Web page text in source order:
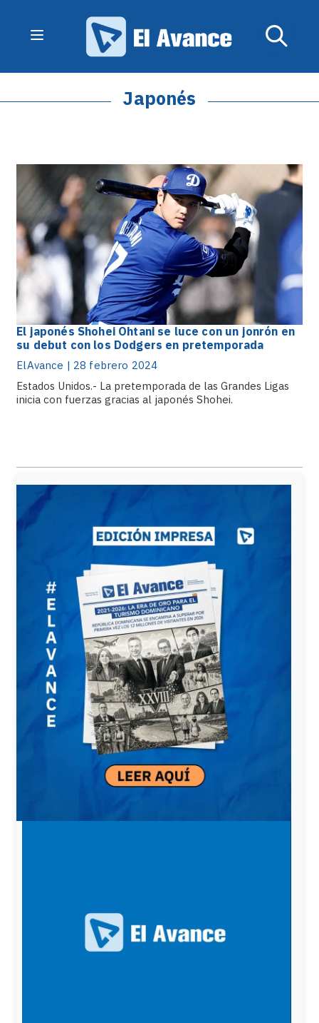
Japonés
El japonés Shohei Ohtani se luce con un jonrón en
su debut con los Dodgers en pretemporada
ElAvance | 28 febrero 2024
Estados Unidos.- La pretemporada de las Grandes Ligas
inicia con fuerzas gracias al japonés Shohei.